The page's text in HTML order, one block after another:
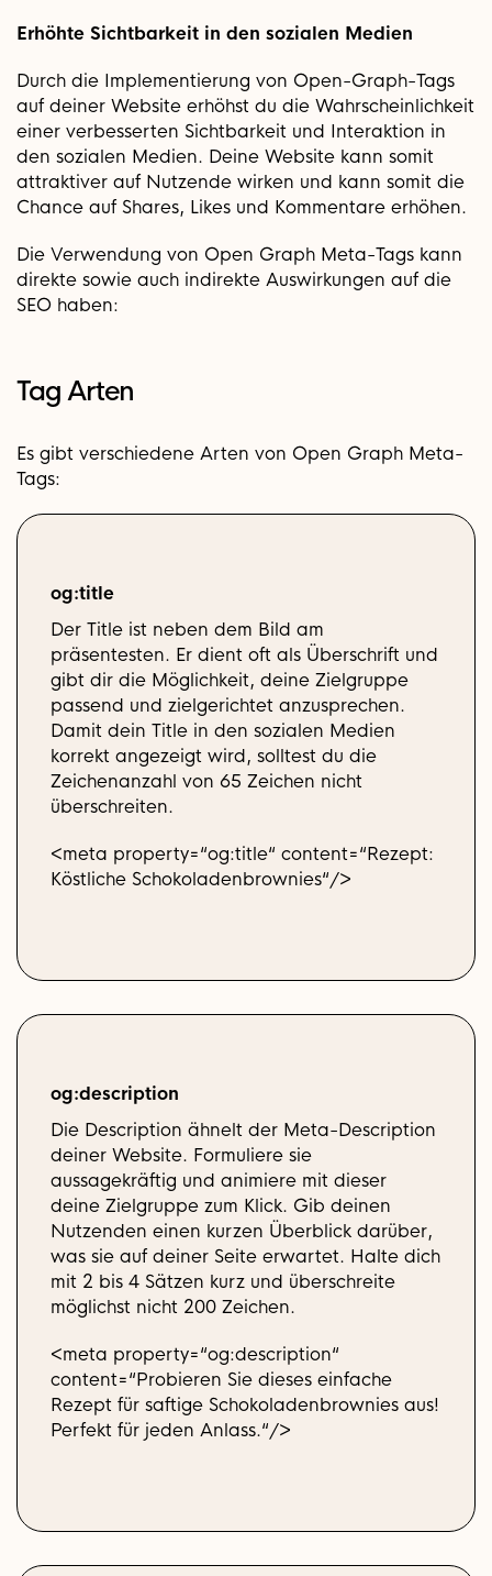
Erhöhte Sichtbarkeit in den sozialen Medien
Durch die Implementierung von Open-Graph-Tags
auf deiner Website erhöhst du die Wahrscheinlichkeit
einer verbesserten Sichtbarkeit und Interaktion in
den sozialen Medien. Deine Website kann somit
attraktiver auf Nutzende wirken und kann somit die
Chance auf Shares, Likes und Kommentare erhöhen.
Die Verwendung von Open Graph Meta-Tags kann
direkte sowie auch indirekte Auswirkungen auf die
SEO haben:
Tag Arten
Es gibt verschiedene Arten von Open Graph Meta-
Tags:
og:title
Der Title ist neben dem Bild am
präsentesten. Er dient oft als Überschrift und
gibt dir die Möglichkeit, deine Zielgruppe
passend und zielgerichtet anzusprechen.
Damit dein Title in den sozialen Medien
korrekt angezeigt wird, solltest du die
Zeichenanzahl von 65 Zeichen nicht
überschreiten.
<meta property=“og:title“ content=“Rezept:
Köstliche Schokoladenbrownies“/>
og:description
Die Description ähnelt der Meta-Description
deiner Website. Formuliere sie
aussagekräftig und animiere mit dieser
deine Zielgruppe zum Klick. Gib deinen
Nutzenden einen kurzen Überblick darüber,
was sie auf deiner Seite erwartet. Halte dich
mit 2 bis 4 Sätzen kurz und überschreite
möglichst nicht 200 Zeichen.
<meta property=“og:description“
content=“Probieren Sie dieses einfache
Rezept für saftige Schokoladenbrownies aus!
Perfekt für jeden Anlass.“/>